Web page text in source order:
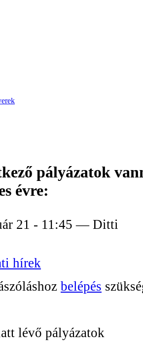
pályázatok
évre:
21 - 11:45 — Ditti
hírek
belépés
lévő pályázatok